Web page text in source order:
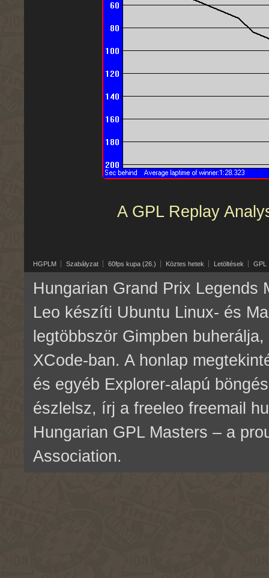
A GPL Replay
HGPLM Szabályzat 60fps kupa (26.) Köztes hetek Letöltések GPL
Hungarian Grand Prix Legends
Leo készíti Ubuntu Linux- és
legtöbbször Gimpben
XCode-ban. A honlap
és egyéb Explorer-alapú
észlelsz, írj a freeleo freemail
Hungarian GPL Masters – a
Association.